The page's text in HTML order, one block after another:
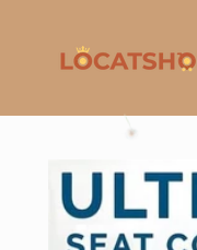
al contenido
información
del producto